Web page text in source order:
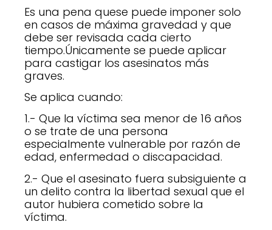
Es una pena quese puede imponer solo
en casos de máxima gravedad y que
debe ser revisada cada cierto
tiempo.Únicamente se puede aplicar
para castigar los asesinatos más
graves.
Se aplica cuando:
1.- Que la víctima sea menor de 16 años
o se trate de una persona
especialmente vulnerable por razón de
edad, enfermedad o discapacidad.
2.- Que el asesinato fuera subsiguiente a
un delito contra la libertad sexual que el
autor hubiera cometido sobre la
víctima.